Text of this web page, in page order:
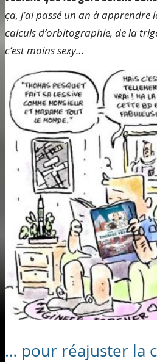
ça, j’ai passé un an à apprendre
calculs d’orbitographie, de la
c’est moins sexy…
… pour réajuster la